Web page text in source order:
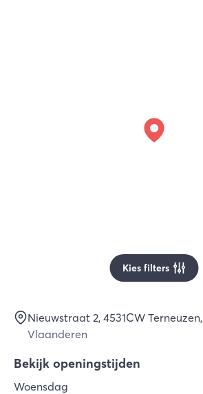
Kies filters
Nieuwstraat 2, 4531CW Terneuzen,
Vlaanderen
Bekijk openingstijden
Woensdag